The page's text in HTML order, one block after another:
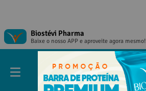
Biostévi Pharma
Baixe o nosso APP e aproveite agora mesmo!